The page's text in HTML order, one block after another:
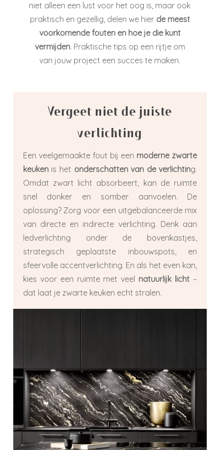
niet alleen een lust voor het oog is, maar ook
praktisch en gezellig, delen we hier de meest
voorkomende fouten en hoe je die kunt
vermijden. Praktische tips op een rijtje om
van jouw project een succes te maken.
Vergeet niet de juiste
verlichting
Een veelgemaakte fout bij een moderne zwarte
keukenis het onderschatten van de verlichting.
Omdat zwart licht absorbeert, kan de ruimte
snel donker en somber aanvoelen. De
oplossing? Zorg voor een uitgebalanceerde mix
van directe en indirecte verlichting. Denk aan
ledverlichting onder de bovenkastjes,
strategisch geplaatste inbouwspots, en
sfeervolle accentverlichting. En als het even kan,
kies voor een ruimte met veel natuurlijk licht –
dat laat je zwarte keuken echt stralen.